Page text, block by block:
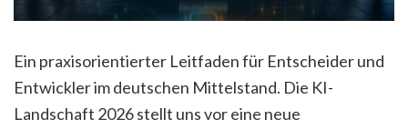
Ein praxisorientierter Leitfaden für Entscheider und
Entwickler im deutschen Mittelstand. Die KI-
Landschaft 2026 stellt uns vor eine neue